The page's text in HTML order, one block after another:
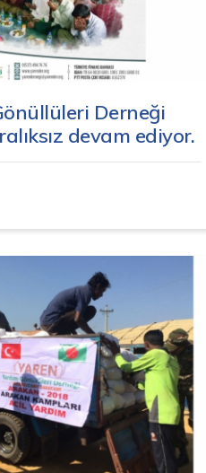
Derneği
devam ediyor.